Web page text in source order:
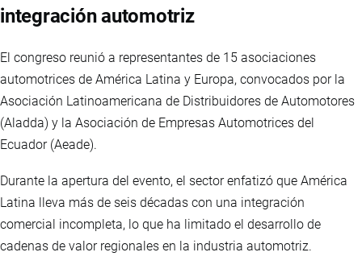
integración automotriz
El congreso reunió a representantes de 15 asociaciones
automotrices de América Latina y Europa, convocados por la
Asociación Latinoamericana de Distribuidores de Automotores
(Aladda) y la Asociación de Empresas Automotrices del
Ecuador (Aeade).
Durante la apertura del evento, el sector enfatizó que América
Latina lleva más de seis décadas con una integración
comercial incompleta, lo que ha limitado el desarrollo de
cadenas de valor regionales en la industria automotriz.